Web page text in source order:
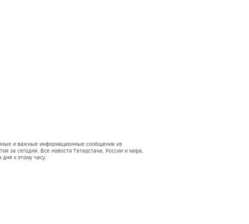
и важные информационные сообщения из
за сегодня. Все новости Татарстана, России и мира,
к этому часу.